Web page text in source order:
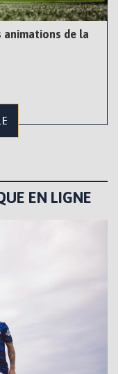
animations de la
EN LIGNE